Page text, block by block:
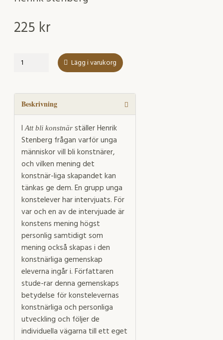
225 kr
Att
mängd
Lägg i varukorg
Beskrivning
IAtt bli konstnär ställer Henrik
Stenberg frågan varför unga
människor vill bli konstnärer,
och vilken mening det
konstnär-liga skapandet kan
tänkas ge dem. En grupp unga
konstelever har intervjuats. För
var och en av de intervjuade är
konstens mening högst
personlig samtidigt som
mening också skapas i den
konstnärliga gemenskap
eleverna ingår i. Författaren
stude-rar denna gemenskaps
betydelse för konstelevernas
konstnärliga och personliga
utveckling och följer de
individuella vägarna till ett eget